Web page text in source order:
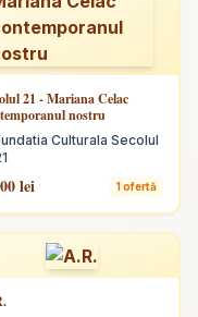
21 - Mariana Celac
nostru
Culturala Secolul
lei 1 ofertă